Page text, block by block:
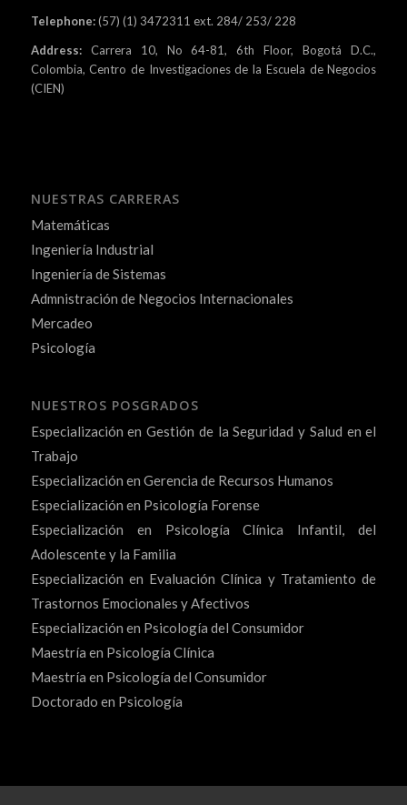
Telephone:(57) (1) 3472311 ext. 284/ 253/ 228
Address:Carrera 10, No 64-81, 6th Floor, Bogotá D.C.,
Colombia, Centro de Investigaciones de la Escuela de Negocios
(CIEN)
NUESTRAS CARRERAS
Matemáticas
Ingeniería Industrial
Ingeniería de Sistemas
Admnistración de Negocios Internacionales
Mercadeo
Psicología
NUESTROS POSGRADOS
Especialización en Gestión de la Seguridad y Salud en el
Trabajo
Especialización en Gerencia de Recursos Humanos
Especialización en Psicología Forense
Especialización en Psicología Clínica Infantil, del
Adolescente y la Familia
Especialización en Evaluación Clínica y Tratamiento de
Trastornos Emocionales y Afectivos
Especialización en Psicología del Consumidor
Maestría en Psicología Clínica
Maestría en Psicología del Consumidor
Doctorado en Psicología